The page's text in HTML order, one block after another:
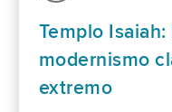
Templo
modernismo
extremo